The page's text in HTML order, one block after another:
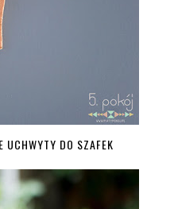
UCHWYTY DO SZAFEK